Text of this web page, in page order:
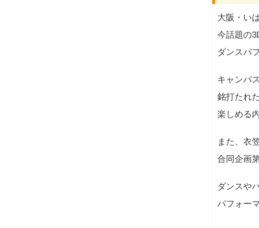
大阪・い
今話題の
ダンスパ
キャンパ
銘打たれ
楽しめる
また、衣
合同企画
ダンスや
パフォー